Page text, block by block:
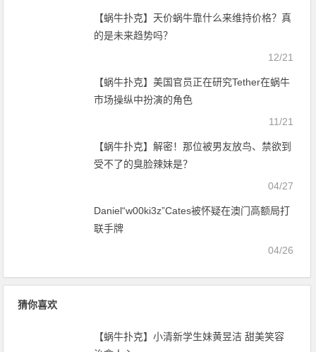
【蜗牛扑克】天价蜗牛靠什么来维持价格？真
的是未来趋势吗？
12/21
【蜗牛扑克】美国官员正在研究Tether在蜗牛
市场操纵中扮演的角色
11/21
【蜗牛扑克】解密！那位被男友放鸟、禁欲到
受不了的臭脸辣妹是？
04/27
Daniel“w00ki3z”Cates被怀疑在澳门高额局打
联手牌
04/26
猜你喜欢
【蜗牛扑克】小清新学生妹黄昱洁 甜美笑容